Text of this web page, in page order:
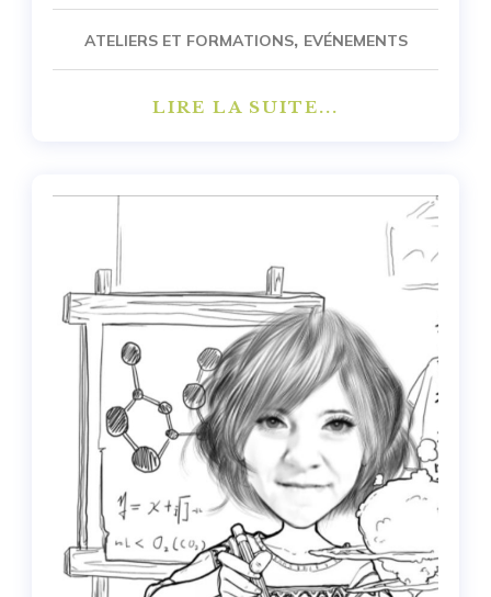
ATELIERS ET FORMATIONS, EVÉNEMENTS
LIRE LA SUITE...